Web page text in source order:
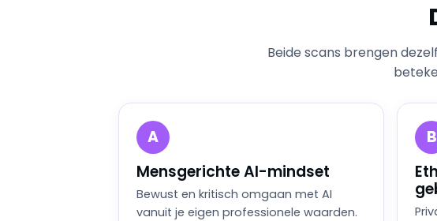
Beide scans brengen
A
Mensgerichte AI-mindset
Bewust en kritisch omgaan met AI
vanuit je eigen professionele waarden.
B